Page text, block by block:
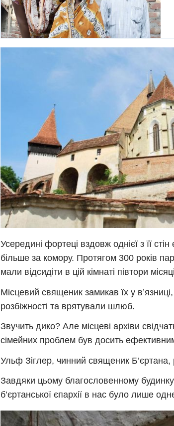
Усередині фортеці вздовж однієї з її
більше за комору. Протягом 300 років
мали відсидіти в цій кімнаті півтори
Місцевий священик замикав їх у
розбіжності та врятували шлюб.
Звучить дико? Але місцеві архіви
сімейних проблем був досить
Ульф Зіглер, чинний священик Б’єртана,
Завдяки цьому благословенному будинку
б’єртанської єпархії в нас було лише